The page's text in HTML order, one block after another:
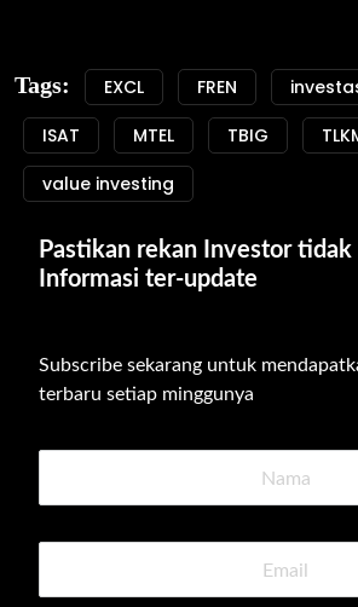
Tags: EXCL FREN
ISAT
MTEL TBIG
value investing
Pastikan rekan Investor
Informasi ter-update
Subscribe sekarang untuk
terbaru setiap minggunya